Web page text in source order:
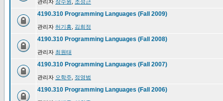
관리자 장수원 조성근
4190.310 Programming Languages (Fall 2009)
관리자 허기홍 김희정
4190.310 Programming Languages (Fall 2008)
관리자 최원태
4190.310 Programming Languages (Fall 2007)
관리자 오학주 정영범
4190.310 Programming Languages (Fall 2006)